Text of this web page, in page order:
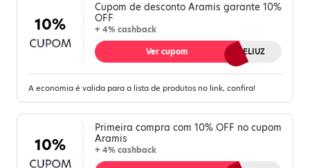
10%
Cupom de desconto Aramis garante 10%
OFF
+ 4% cashback
10MELIUZ
Ver cupom
A economia é valida para a lista de produtos no link, confira!
10%
Primeira compra com 10% OFF no cupom
Aramis
+ 4% cashback